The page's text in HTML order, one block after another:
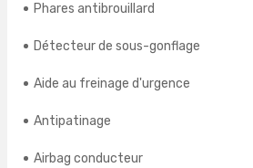
Phares antibrouillard
Détecteur de sous-gonflage
Aide au freinage d'urgence
Antipatinage
Airbag conducteur